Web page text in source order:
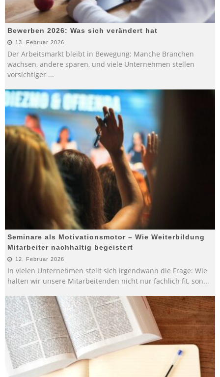
Bewerben 2026: Was sich verändert hat
13. Februar 2026
Der Arbeitsmarkt bleibt in Bewegung: Manche Branchen
wachsen, andere sparen, und viele Unternehmen stellen
vorsichtiger ...
Seminare als Motivationsmotor – Wie Weiterbildung
Mitarbeiter nachhaltig begeistert
12. Februar 2026
In vielen Unternehmen stellt sich irgendwann die Frage: Wie
halten wir unsere Mitarbeitenden nicht nur fachlich fit, son...